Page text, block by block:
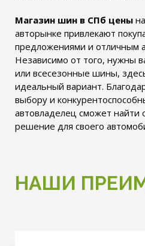
Магазин шин в СПб цены
авторынке привлекают
предложениями и отличным
Независимо от того, нужны
или всесезонные шины,
идеальный вариант.
выбору и
автовладелец сможет найти
решение для своего
НАШИ